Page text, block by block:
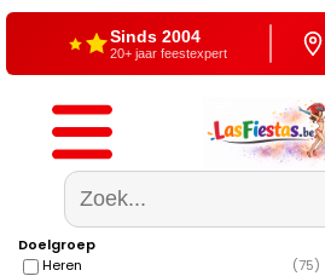
Sinds 2004
20+ jaar feestexpert
Vanaf €60
Doelgroep
Heren
(75)